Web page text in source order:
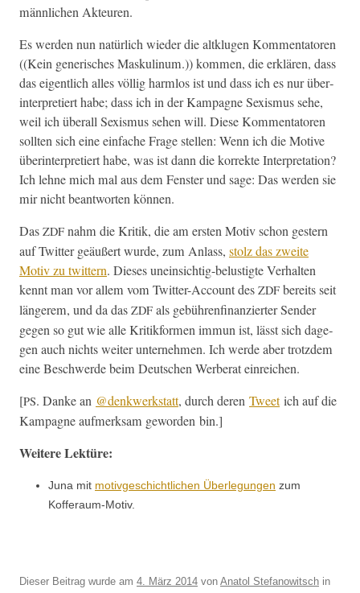
männlichen Akteuren.
Es wer­den nun natür­lich wieder die altk­lu­gen Kom­men­ta­toren
((Kein gener­isches Maskulinum.)) kom­men, die erk­lären, dass
das eigentlich alles völ­lig harm­los ist und dass ich es nur über­
in­ter­pretiert habe; dass ich in der Kam­pagne Sex­is­mus sehe,
weil ich über­all Sex­is­mus sehen will. Diese Kom­men­ta­toren
soll­ten sich eine ein­fache Frage stellen: Wenn ich die Motive
über­in­ter­pretiert habe, was ist dann die kor­rek­te Inter­pre­ta­tion?
Ich lehne mich mal aus dem Fen­ster und sage: Das wer­den sie
mir nicht beant­worten können.
Das ZDF nahm die Kri­tik, die am ersten Motiv schon gestern
auf Twit­ter geäußert wurde, zum Anlass, stolz das zweite
Motiv zu twit­tern. Dieses unein­sichtig-belustigte Ver­hal­ten
ken­nt man vor allem vom Twit­ter-Account des ZDF bere­its seit
län­gerem, und da das ZDF als gebühren­fi­nanziert­er Sender
gegen so gut wie alle Kri­tik­for­men immun ist, lässt sich dage­
gen auch nichts weit­er unternehmen. Ich werde aber trotz­dem
eine Beschw­erde beim Deutschen Wer­ber­at einreichen.
[PS. Danke an @denkwerkstatt, durch deren Tweetich auf die
Kam­pagne aufmerk­sam gewor­den bin.]
Weit­ere Lektüre:
Juna mit motivgeschichtlichen Über­legun­gen zum
Kofferaum-Motiv.
Dieser Beitrag wurde am 4. März 2014 von Anatol Stefanowitsch in